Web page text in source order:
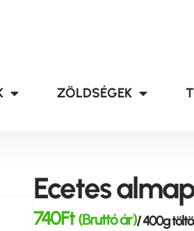
ZÖLDSÉGEK
Ecetes
740Ft (Bruttó ár)/ 400g